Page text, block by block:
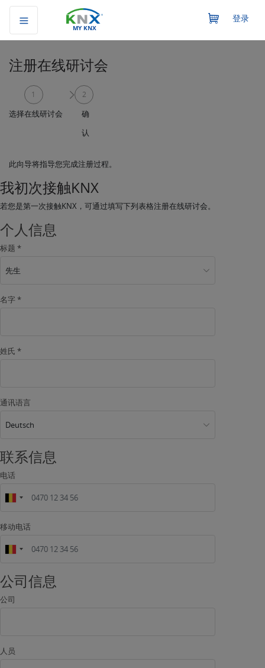
MY KNX
登录
注册在线研讨会
1
选择在线研讨会
2
确
认
此向导将指导您完成注册过程。
我初次接触KNX
若您是第一次接触KNX，可通过填写下列表格注册在线研讨会。
个人信息
标题 *
先生
名字 *
姓氏 *
通讯语言
Deutsch
联系信息
电话
移动电话
公司信息
公司
人员